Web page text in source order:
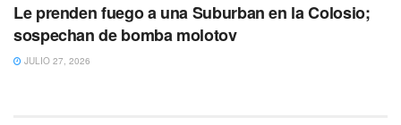
Le prenden fuego a una Suburban en la Colosio;
sospechan de bomba molotov
JULIO 27, 2026